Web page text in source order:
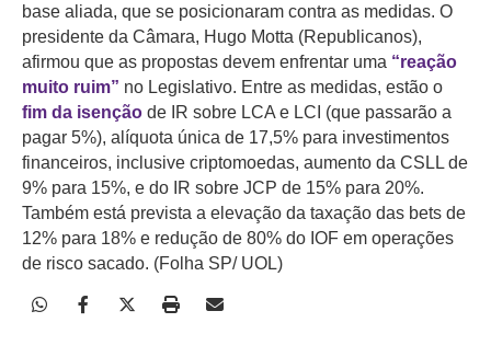
base aliada, que se posicionaram contra as medidas. O
presidente da Câmara, Hugo Motta (Republicanos),
afirmou que as propostas devem enfrentar uma “reação
muito ruim” no Legislativo. Entre as medidas, estão o
fim da isenção de IR sobre LCA e LCI (que passarão a
pagar 5%), alíquota única de 17,5% para investimentos
financeiros, inclusive criptomoedas, aumento da CSLL de
9% para 15%, e do IR sobre JCP de 15% para 20%.
Também está prevista a elevação da taxação das bets de
12% para 18% e redução de 80% do IOF em operações
de risco sacado. (Folha SP/ UOL)